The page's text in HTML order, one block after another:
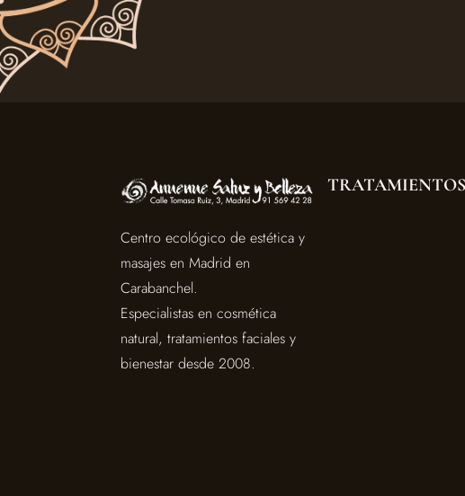
Centro ecológico de estética y
masajes en Madrid en
Carabanchel.
Especialistas en cosmética
natural, tratamientos faciales y
bienestar desde 2008.
TRATAMIENTOS